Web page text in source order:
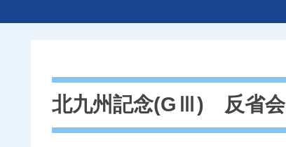
北九州記念(GⅢ) 反省会